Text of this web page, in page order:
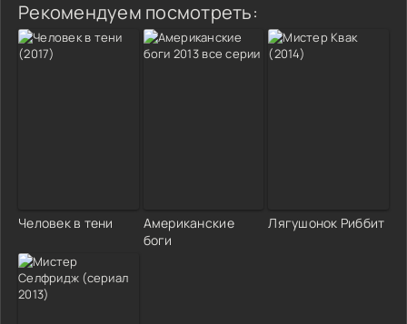
Рекомендуем посмотреть:
Человек в тени
Американские
боги
Лягушонок Риббит